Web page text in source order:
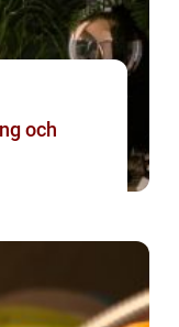
och